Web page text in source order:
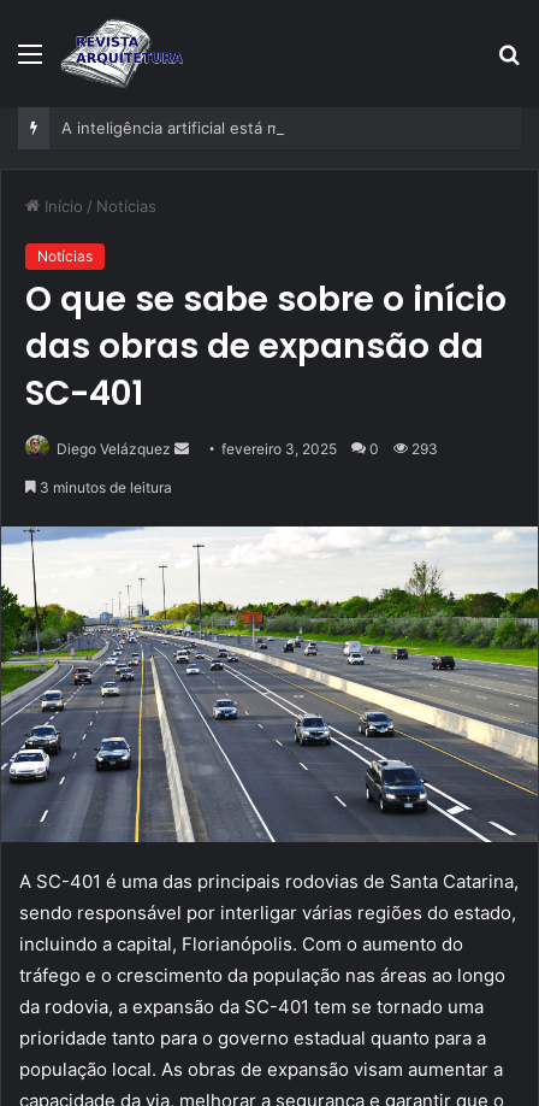
Menu
Início / Notícias
Notícias
O que se sabe sobre o início
das obras de expansão da
SC-401
Diego Velázquez
Mande
mail
fevereiro 3, 2025 0 293
3 minutos de leitura
A SC-401 é uma das principais rodovias de Santa Catarina,
sendo responsável por interligar várias regiões do estado,
incluindo a capital, Florianópolis. Com o aumento do
tráfego e o crescimento da população nas áreas ao longo
da rodovia, a expansão da SC-401 tem se tornado uma
prioridade tanto para o governo estadual quanto para a
população local. As obras de expansão visam aumentar a
capacidade da via, melhorar a segurança e garantir que o